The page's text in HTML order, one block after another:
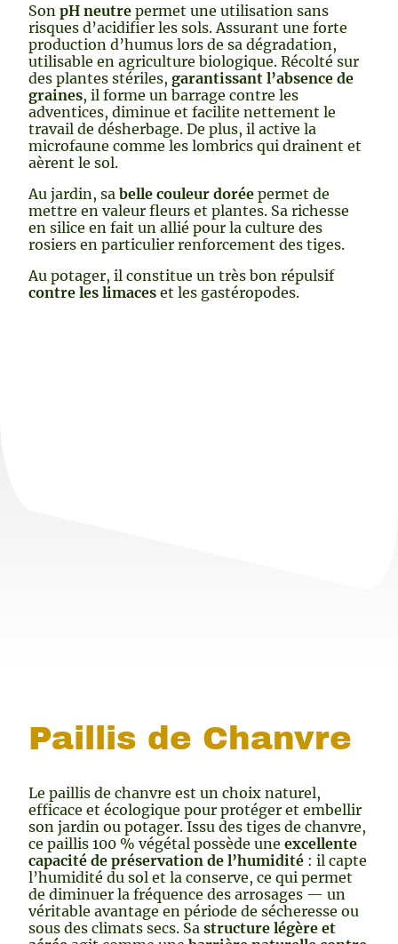
Son pH neutre permet une utilisation sans
risques d’acidifier les sols. Assurant une forte
production d’humus lors de sa dégradation,
utilisable en agriculture biologique. Récolté sur
des plantes stériles, garantissant l’absence de
graines, il forme un barrage contre les
adventices, diminue et facilite nettement le
travail de désherbage. De plus, il active la
microfaune comme les lombrics qui drainent et
aèrent le sol.
Au jardin, sa belle couleur dorée permet de
mettre en valeur fleurs et plantes. Sa richesse
en silice en fait un allié pour la culture des
rosiers en particulier renforcement des tiges.
Au potager, il constitue un très bon répulsif
contre les limaces et les gastéropodes.
Paillis de Chanvre
Le paillis de chanvre est un choix naturel,
efficace et écologique pour protéger et embellir
son jardin ou potager. Issu des tiges de chanvre,
ce paillis 100 % végétal possède une excellente
capacité de préservation de l’humidité : il capte
l’humidité du sol et la conserve, ce qui permet
de diminuer la fréquence des arrosages — un
véritable avantage en période de sécheresse ou
sous des climats secs. Sa structure légère et